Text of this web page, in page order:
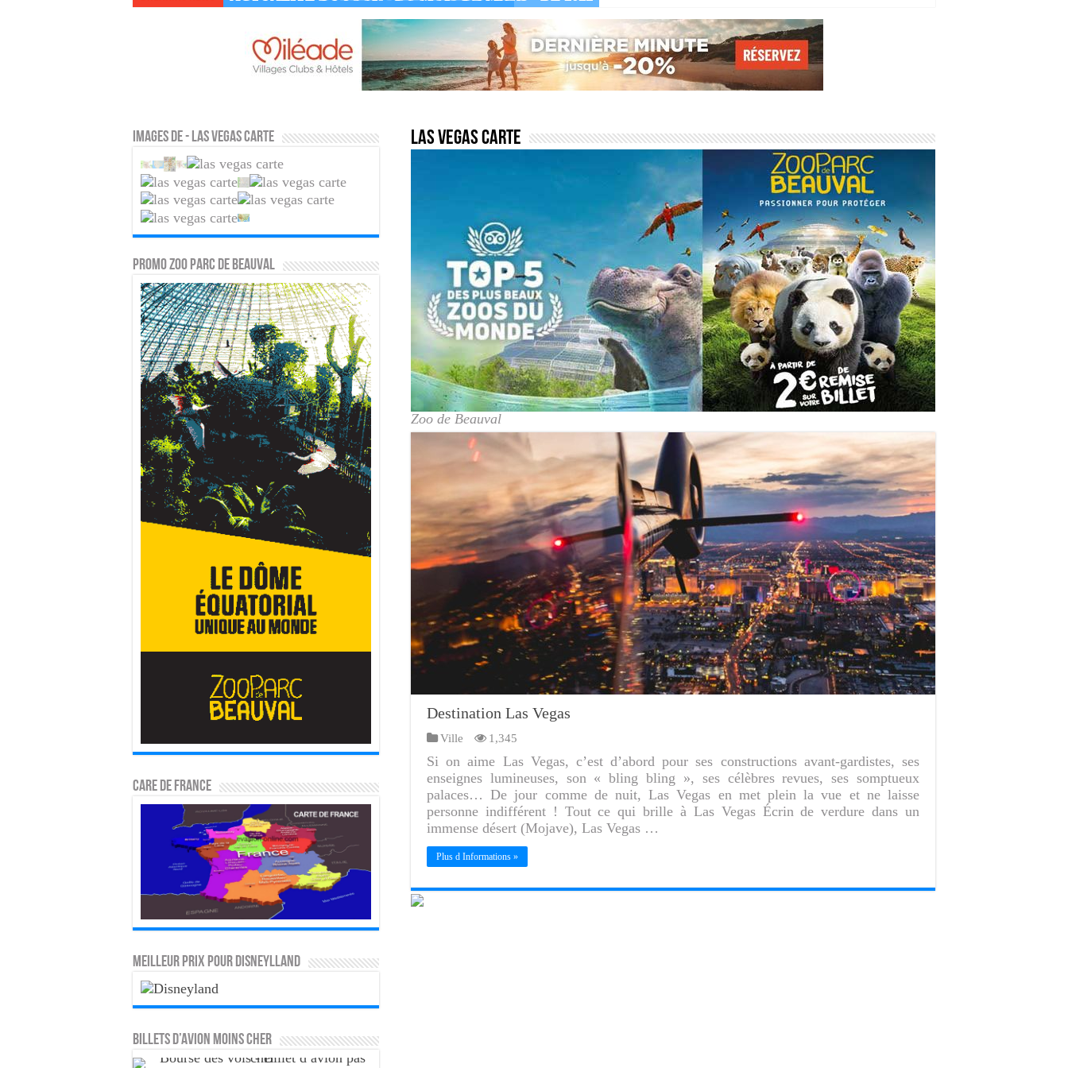
Las vegas carte
Zoo de Beauval
Destination Las Vegas
Ville 1,345
Si on aime Las Vegas, c’est d’abord pour ses constructions avant-gardistes, ses
enseignes lumineuses, son « bling bling », ses célèbres revues, ses somptueux
palaces… De jour comme de nuit, Las Vegas en met plein la vue et ne laisse
personne indifférent ! Tout ce qui brille à Las Vegas Écrin de verdure dans un
immense désert (Mojave), Las Vegas …
Plus d Informations »
Images de - Las vegas carte
PROMO ZOO PARC DE BEAUVAL
CARE DE FRANCE
MEILLEUR PRIX POUR DISNEYLLAND
Billets d’avion moins cher